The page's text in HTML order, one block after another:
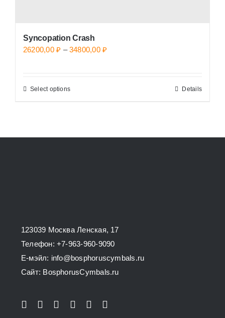
Syncopation Crash
26200,00₽ – 34800,00 ₽
Select optionsThis
on
the
product
page
Details
123039 Москва Ленская, 17
Телефон: +7-963-960-9090
E-мэйл: info@bosphoruscymbals.ru
Сайт: BosphorusСymbals.ru